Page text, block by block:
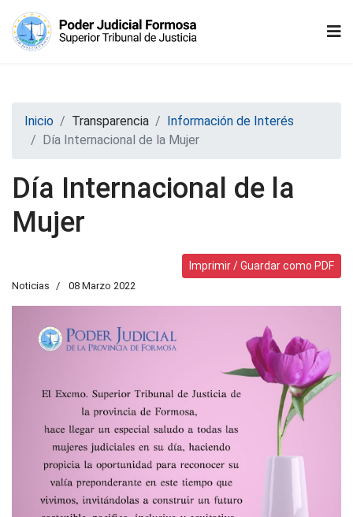
Inicio Transparencia
Información de Interés
Día Internacional de la Mujer
Día Internacional de la
Mujer
Imprimir / Guardar como PDF
Noticias 08 Marzo 2022